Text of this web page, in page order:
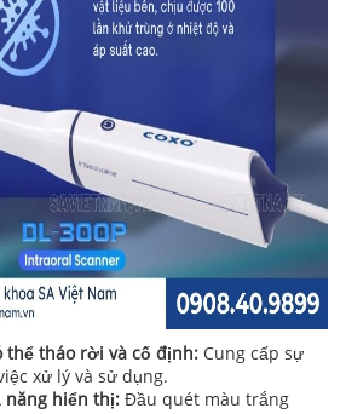
thể tháo rời và cố định: Cung cấp sự
xử lý và sử dụng.
năng hiển thị: Đầu quét màu trắng